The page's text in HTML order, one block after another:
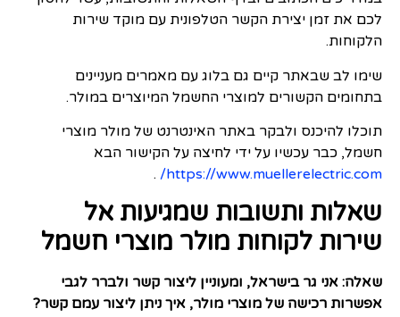
לכם את זמן יצירת הקשר הטלפונית עם מוקד שירות
הלקוחות.
שימו לב שבאתר קיים גם בלוג עם מאמרים מעניינים
בתחומים הקשורים למוצרי החשמל המיוצרים במולר.
תוכלו להיכנס ולבקר באתר האינטרנט של מולר מוצרי
חשמל, כבר עכשיו על ידי לחיצה על הקישור הבא
https://www.muellerelectric.com/
.
שאלות ותשובות שמגיעות אל
שירות לקוחות מולר מוצרי חשמל
שאלה: אני גר בישראל, ומעוניין ליצור קשר ולברר לגבי
אפשרות רכישה של מוצרי מולר, איך ניתן ליצור עמם קשר?